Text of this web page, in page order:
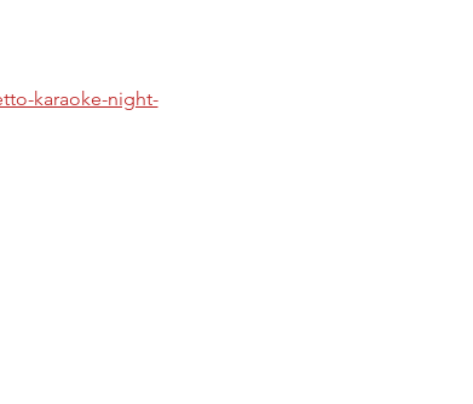
karaoke-night-